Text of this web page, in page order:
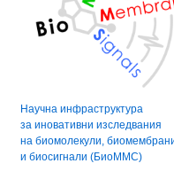
Научна инфраструктура
за иновативни изследвания
на биомолекули,
и биосигнали (БиоММС)